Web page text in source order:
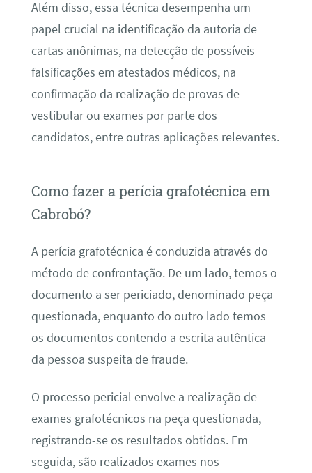
Além disso, essa técnica desempenha um
papel crucial na identificação da autoria de
cartas anônimas, na detecção de possíveis
falsificações em atestados médicos, na
confirmação da realização de provas de
vestibular ou exames por parte dos
candidatos, entre outras aplicações relevantes.
Como fazer a perícia grafotécnica em
Cabrobó?
A perícia grafotécnica é conduzida através do
método de confrontação. De um lado, temos o
documento a ser periciado, denominado peça
questionada, enquanto do outro lado temos
os documentos contendo a escrita autêntica
da pessoa suspeita de fraude.
O processo pericial envolve a realização de
exames grafotécnicos na peça questionada,
registrando-se os resultados obtidos. Em
seguida, são realizados exames nos